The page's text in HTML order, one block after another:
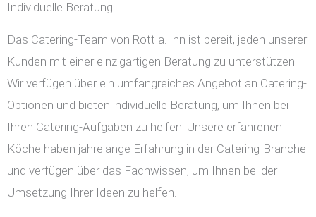
Individuelle Beratung
Das Catering-Team von Rott a. Inn ist bereit, jeden unserer
Kunden mit einer einzigartigen Beratung zu unterstützen.
Wir verfügen über ein umfangreiches Angebot an Catering-
Optionen und bieten individuelle Beratung, um Ihnen bei
Ihren Catering-Aufgaben zu helfen. Unsere erfahrenen
Köche haben jahrelange Erfahrung in der Catering-Branche
und verfügen über das Fachwissen, um Ihnen bei der
Umsetzung Ihrer Ideen zu helfen.